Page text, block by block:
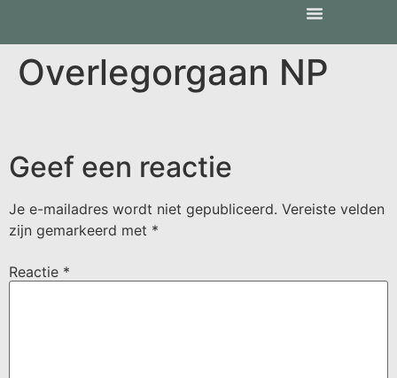
Overlegorgaan NP
Geef een reactie
Je e-mailadres wordt niet gepubliceerd. Vereiste velden
zijn gemarkeerd met *
Reactie *